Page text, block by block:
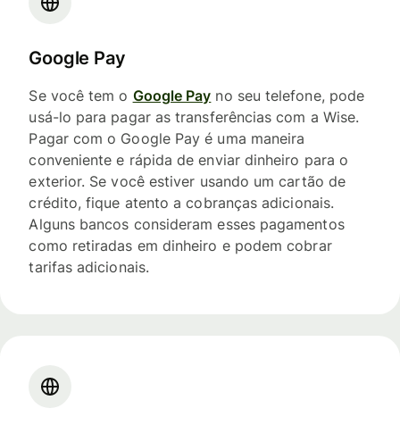
Google Pay
Se você tem o Google Pay no seu telefone, pode
usá-lo para pagar as transferências com a Wise.
Pagar com o Google Pay é uma maneira
conveniente e rápida de enviar dinheiro para o
exterior. Se você estiver usando um cartão de
crédito, fique atento a cobranças adicionais.
Alguns bancos consideram esses pagamentos
como retiradas em dinheiro e podem cobrar
tarifas adicionais.